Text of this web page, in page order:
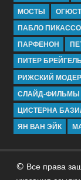
МОСТЫ
ПАБЛО ПИКАССО
ПАРФЕНОН
ПИТЕР
РИЖСКИЙ
СЛАЙД-ФИЛЬМЫ
ЦИСТЕРНА
ЯН ВАН ЭЙК
© Все права